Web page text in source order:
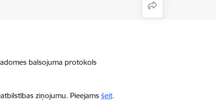
balsojuma protokols
ziņojumu. Pieejams šeit.